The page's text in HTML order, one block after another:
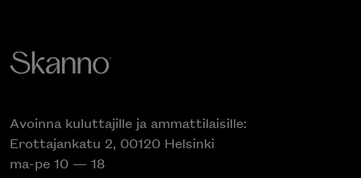
Avoinna kuluttajille ja ammattilaisille:
Erottajankatu 2, 00120 Helsinki
ma-pe 10 — 18